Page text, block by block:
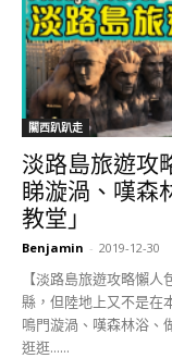
關西趴趴走
淡路島旅遊攻
睇漩渦、嘆森
教堂」
Benjamin - 2019-12-30
【淡路島旅遊攻略懶
縣，但陸地上又不是在
鳴門漩渦、嘆森林浴、
逛逛......